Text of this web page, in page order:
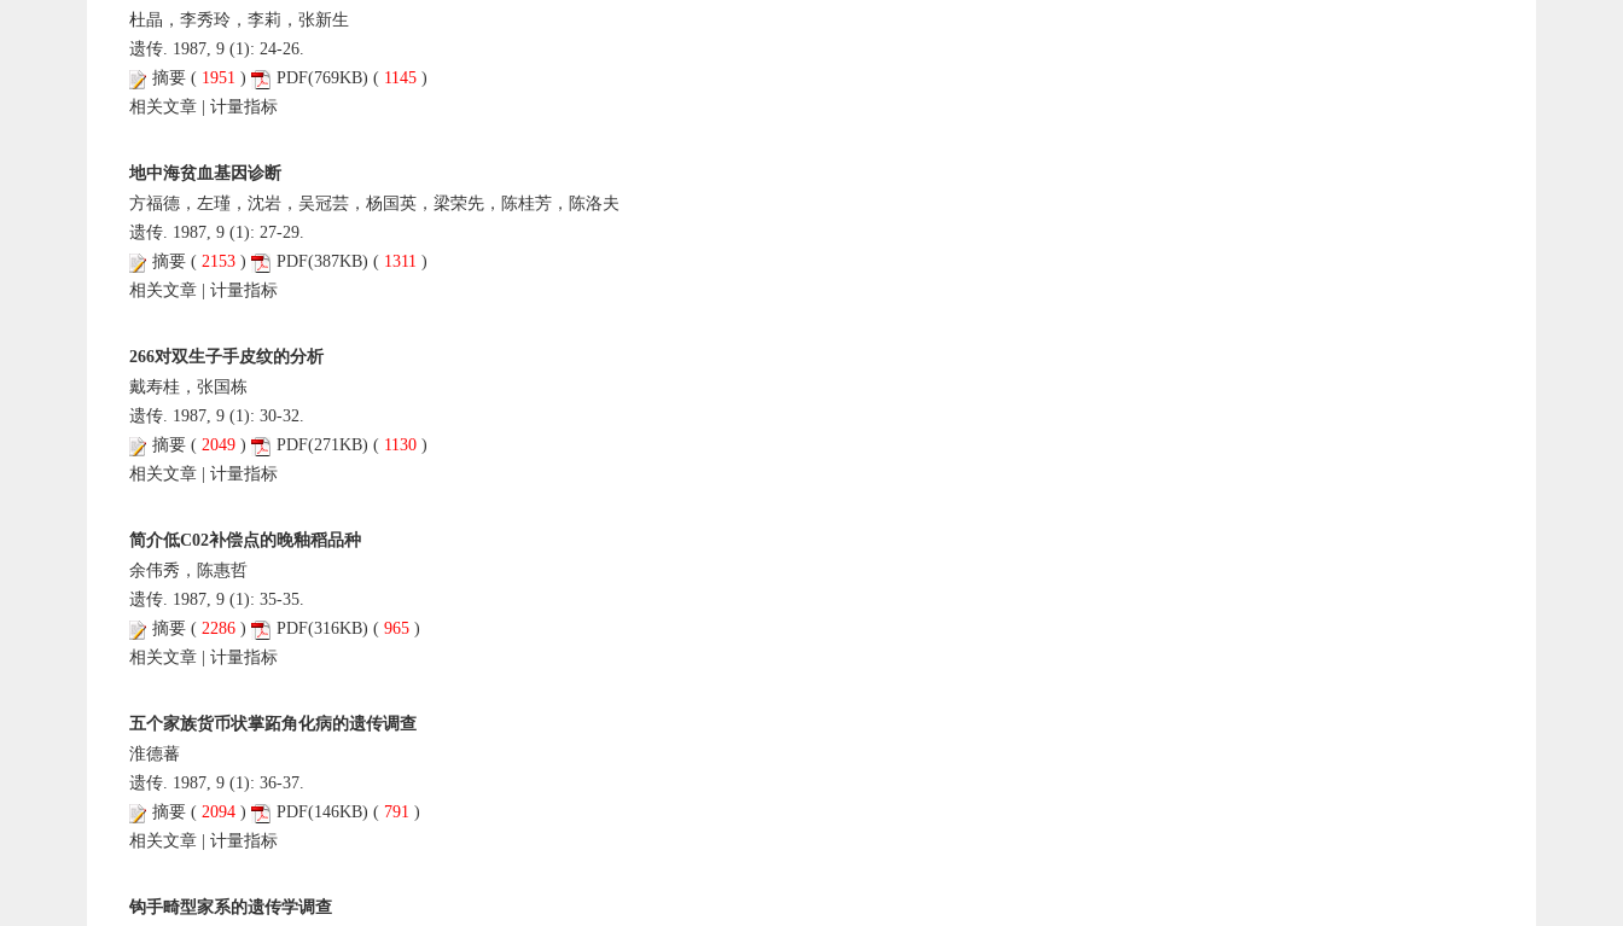
杜晶，李秀玲，李莉，张新生
遗传. 1987, 9 (1): 24-26.
摘要 ( 1951 ) PDF(769KB) ( 1145 )
相关文章
计量指标
地中海贫血基因诊断
方福德，左瑾，沈岩，吴冠芸，杨国英，梁荣先，陈桂芳，陈洛夫
遗传. 1987, 9 (1): 27-29.
摘要 ( 2153 ) PDF(387KB) ( 1311 )
相关文章
计量指标
266对双生子手皮纹的分析
戴寿桂，张国栋
遗传. 1987, 9 (1): 30-32.
摘要 ( 2049 ) PDF(271KB) ( 1130 )
相关文章
计量指标
简介低C02补偿点的晚釉稻品种
余伟秀，陈惠哲
遗传. 1987, 9 (1): 35-35.
摘要 ( 2286 ) PDF(316KB) ( 965 )
相关文章
计量指标
五个家族货币状掌跖角化病的遗传调查
淮德蕃
遗传. 1987, 9 (1): 36-37.
摘要 ( 2094 ) PDF(146KB) ( 791 )
相关文章
计量指标
钩手畸型家系的遗传学调查